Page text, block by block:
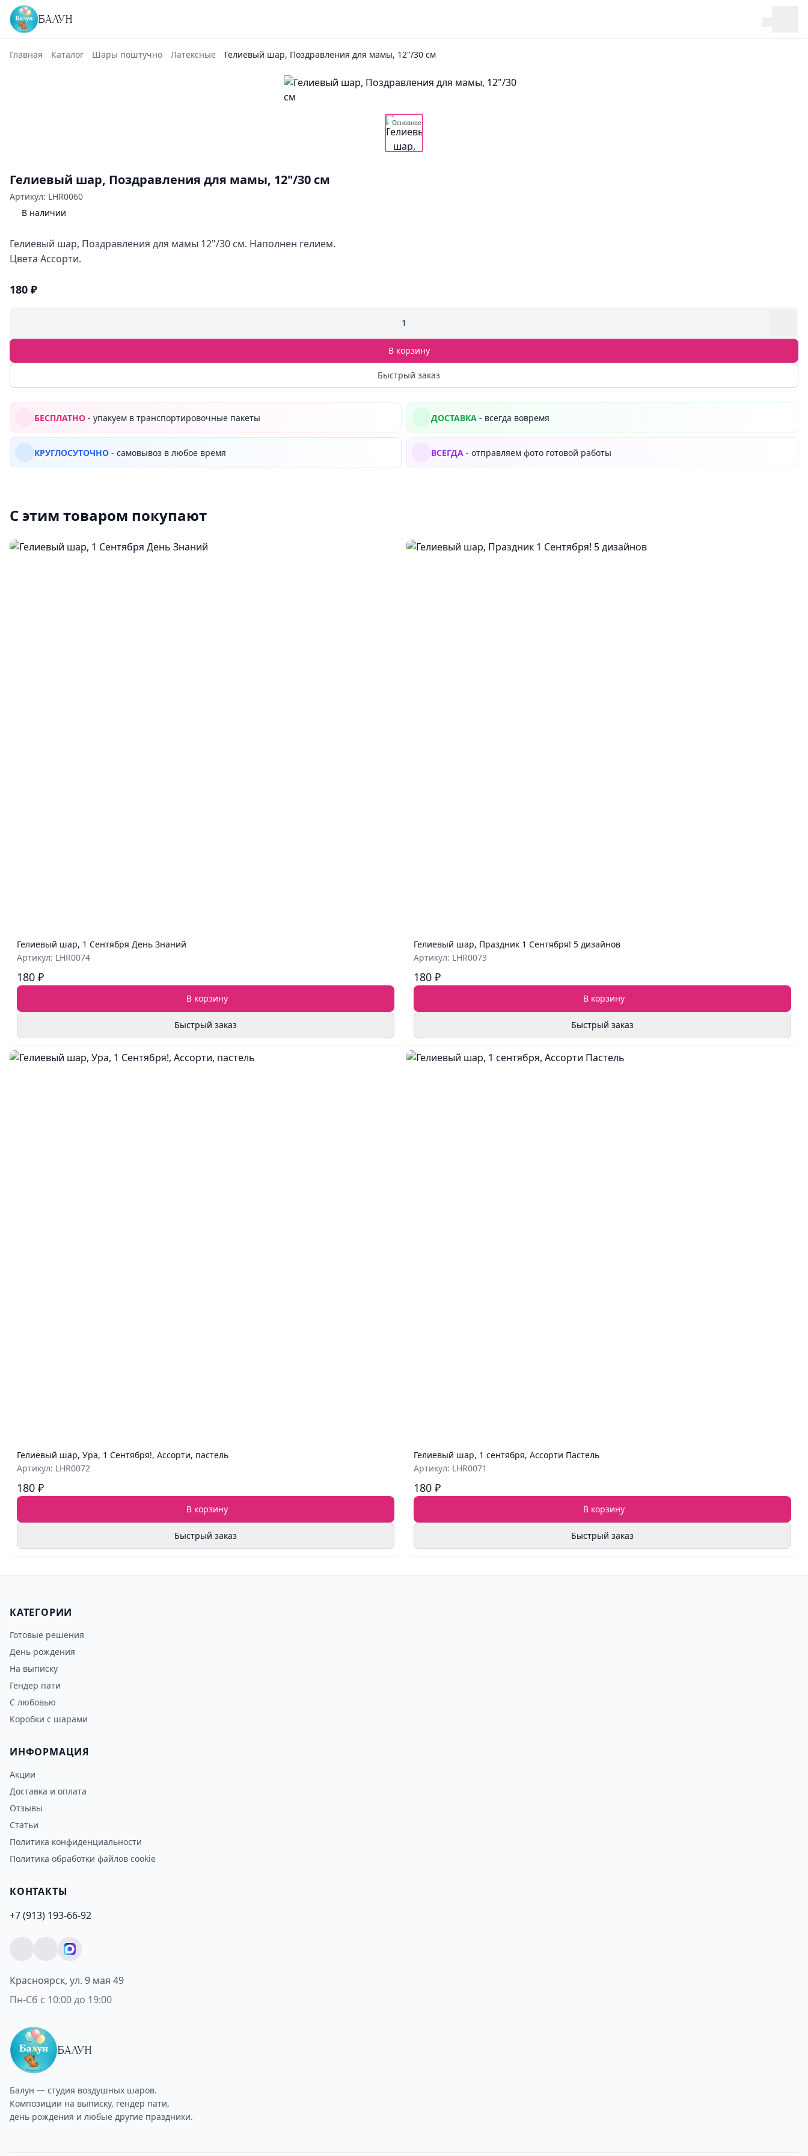
БАЛУН
Главная Каталог Шары поштучно Латексные Гелиевый шар, Поздравления для мамы, 12"/30 см
Основное
Гелиевый шар, Поздравления для мамы, 12"/30 см
Артикул: LHR0060
В наличии
Гелиевый шар, Поздравления для мамы 12"/30 см. Наполнен гелием.
Цвета Ассорти.
180 ₽
1
В корзину
Быстрый заказ
БЕСПЛАТНО - упакуем в транспортировочные пакеты ДОСТАВКА - всегда вовремя
КРУГЛОСУТОЧНО - самовывоз в любое время ВСЕГДА - отправляем фото готовой работы
С этим товаром покупают
Гелиевый шар, 1 Сентября День Знаний
Артикул: LHR0074
180 ₽
В корзину
Быстрый заказ
Гелиевый шар, Праздник 1 Сентября! 5 дизайнов
Артикул: LHR0073
180 ₽
В корзину
Быстрый заказ
Гелиевый шар, Ура, 1 Сентября!, Ассорти, пастель
Артикул: LHR0072
180 ₽
В корзину
Быстрый заказ
Гелиевый шар, 1 сентября, Ассорти Пастель
Артикул: LHR0071
180 ₽
В корзину
Быстрый заказ
КАТЕГОРИИ
Готовые решения
День рождения
На выписку
Гендер пати
С любовью
Коробки с шарами
ИНФОРМАЦИЯ
Акции
Доставка и оплата
Отзывы
Статьи
Политика конфиденциальности
Политика обработки файлов cookie
КОНТАКТЫ
+7 (913) 193-66-92
Красноярск, ул. 9 мая 49
Пн-Сб с 10:00 до 19:00
БАЛУН
Балун — студия воздушных шаров.
Композиции на выписку, гендер пати,
день рождения и любые другие праздники.